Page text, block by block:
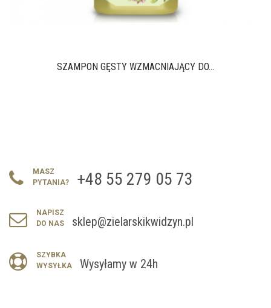
SZAMPON GĘSTY WZMACNIAJĄCY DO...
MASZ
PYTANIA?
+48 55 279 05 73
NAPISZ
DO NAS
sklep@zielarskikwidzyn.pl
SZYBKA
WYSYŁKA
Wysyłamy w 24h